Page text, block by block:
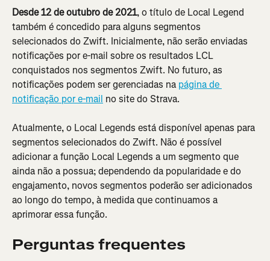
Desde 12 de outubro de 2021, o título de Local Legend
também é concedido para alguns segmentos
selecionados do Zwift. Inicialmente, não serão enviadas
notificações por e-mail sobre os resultados LCL
conquistados nos segmentos Zwift. No futuro, as
notificações podem ser gerenciadas na página de
notificação por e-mail no site do Strava.
Atualmente, o Local Legends está disponível apenas para
segmentos selecionados do Zwift. Não é possível
adicionar a função Local Legends a um segmento que
ainda não a possua; dependendo da popularidade e do
engajamento, novos segmentos poderão ser adicionados
ao longo do tempo, à medida que continuamos a
aprimorar essa função.
Perguntas frequentes